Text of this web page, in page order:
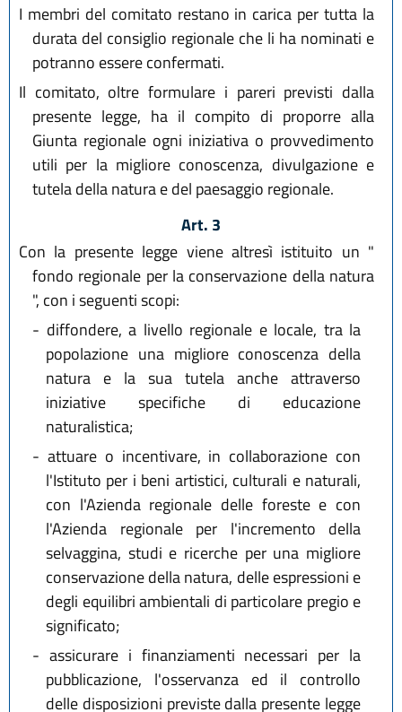
I membri del comitato restano in carica per tutta la
durata del consiglio regionale che li ha nominati e
potranno essere confermati.
Il comitato, oltre formulare i pareri previsti dalla
presente legge, ha il compito di proporre alla
Giunta regionale ogni iniziativa o provvedimento
utili per la migliore conoscenza, divulgazione e
tutela della natura e del paesaggio regionale.
Art. 3
Con la presente legge viene altresì istituito un "
fondo regionale per la conservazione della natura
", con i seguenti scopi:
- diffondere, a livello regionale e locale, tra la
popolazione una migliore conoscenza della
natura e la sua tutela anche attraverso
iniziative specifiche di educazione
naturalistica;
- attuare o incentivare, in collaborazione con
l'Istituto per i beni artistici, culturali e naturali,
con l'Azienda regionale delle foreste e con
l'Azienda regionale per l'incremento della
selvaggina, studi e ricerche per una migliore
conservazione della natura, delle espressioni e
degli equilibri ambientali di particolare pregio e
significato;
- assicurare i finanziamenti necessari per la
pubblicazione, l'osservanza ed il controllo
delle disposizioni previste dalla presente legge